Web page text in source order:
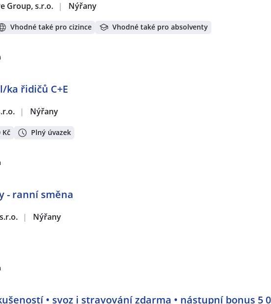
Group, s.r.o. | Nýřany
Vhodné také pro cizince Vhodné také pro absolventy
řidičů C+E
| Nýřany
Kč Plný úvazek
- ranní směna
| Nýřany
• svoz i stravování zdarma • nástupní bonus 5